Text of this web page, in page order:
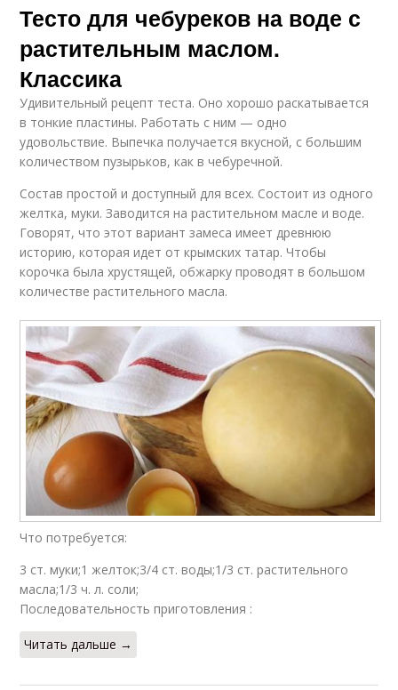
Тесто для чебуреков на воде с
растительным маслом.
Классика
Удивительный рецепт теста. Оно хорошо раскатывается
в тонкие пластины. Работать с ним — одно
удовольствие. Выпечка получается вкусной, с большим
количеством пузырьков, как в чебуречной.
Состав простой и доступный для всех. Состоит из одного
желтка, муки. Заводится на растительном масле и воде.
Говорят, что этот вариант замеса имеет древнюю
историю, которая идет от крымских татар. Чтобы
корочка была хрустящей, обжарку проводят в большом
количестве растительного масла.
Что потребуется:
3 ст. муки;1 желток;3/4 ст. воды;1/3 ст. растительного
масла;1/3 ч. л. соли;
Последовательность приготовления :
Читать дальше →